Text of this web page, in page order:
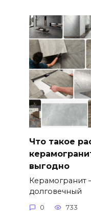
Что такое
выгодно
Керамогранит
долговечный
0 733